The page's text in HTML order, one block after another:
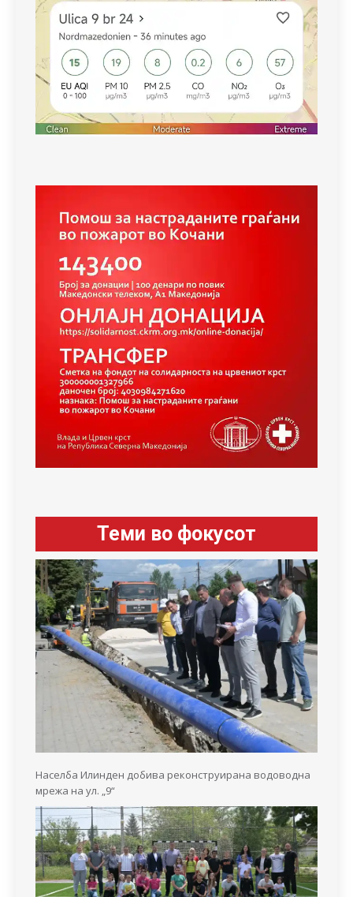
Теми во фокусот
Населба Илинден добива реконструирана водоводна
мрежа на ул. „9“